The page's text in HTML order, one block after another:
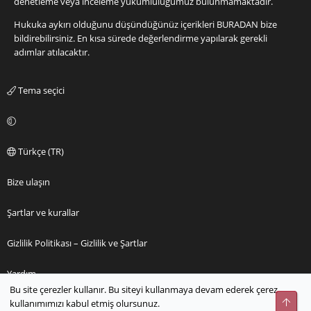
Hukuka aykırı olduğunu düşündüğünüz içerikleri BURADAN bize
bildirebilirsiniz. En kısa sürede değerlendirme yapılarak gerekli
adımlar atılacaktır.
Tema seçici
Türkçe (TR)
Bize ulaşın
Şartlar ve kurallar
Gizlilik Politikası – Gizlilik ve Şartlar
Yardım
Ana sayfa
Bu site çerezler kullanır. Bu siteyi kullanmaya devam ederek çerez
kullanımımızı kabul etmiş olursunuz.